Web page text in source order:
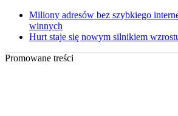
Miliony adresów bez szybkiego
winnych
Hurt staje się nowym silnikiem
Promowane treści